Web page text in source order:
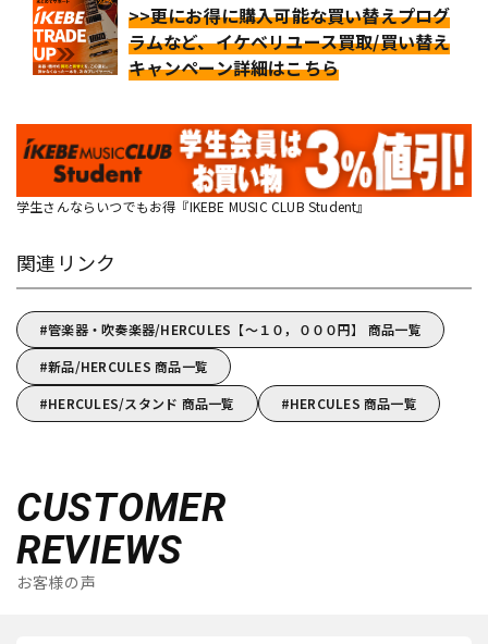
>>更にお得に購入可能な買い替えプログ
ラムなど、イケベリユース買取/買い替え
キャンペーン詳細はこちら
学生さんならいつでもお得『IKEBE MUSIC CLUB Student』
関連リンク
管楽器・吹奏楽器/HERCULES【～１０，０００円】 商品一覧
新品/HERCULES 商品一覧
HERCULES/スタンド 商品一覧
HERCULES 商品一覧
CUSTOMER
REVIEWS
お客様の声